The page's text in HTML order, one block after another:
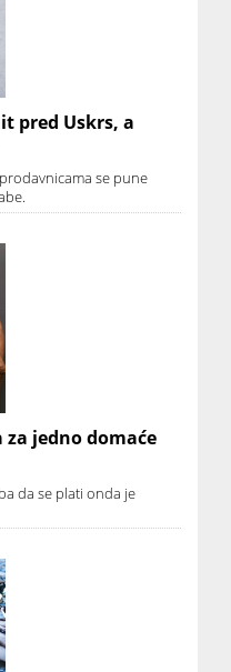
pred Uskrs, a
se pune
jedno domaće
da se plati onda je